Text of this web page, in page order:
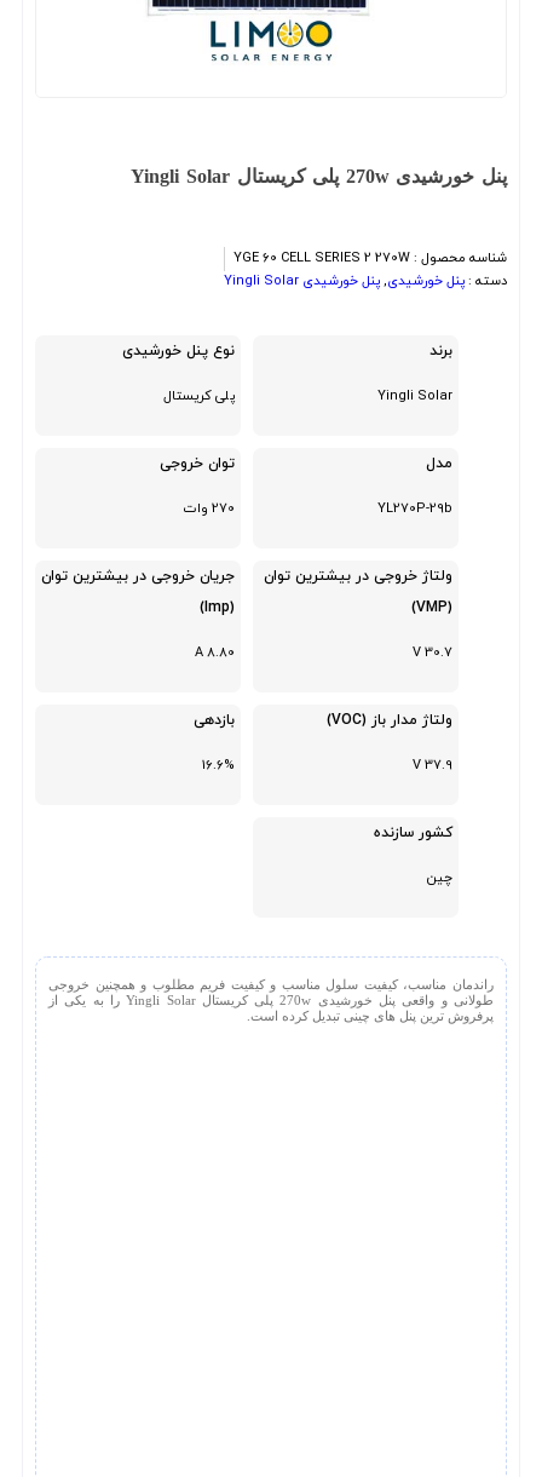
پنل خورشیدی 270w پلی کریستال Yingli Solar
شناسه محصول :YGE 60 CELL SERIES 2 270W
دسته :پنل خورشیدی,پنل خورشیدی Yingli Solar
برند
Yingli Solar
نوع پنل خورشیدی
پلی کریستال
مدل
YL270P-29b
توان خروجی
270 وات
ولتاژ خروجی در بیشترین توان
30.7 V
جریان خروجی در بیشترین توان
8.80 A
ولتاژ مدار باز (VOC)
37.9 V
بازدهی
16.6%
کشور سازنده
چین
راندمان مناسب، کیفیت سلول مناسب و کیفیت فریم مطلوب و همچنین خروجی
طولانی و واقعی پنل خورشیدی 270w پلی کریستال Yingli Solar را به یکی از
پرفروش ترین پنل های چینی تبدیل کرده است.